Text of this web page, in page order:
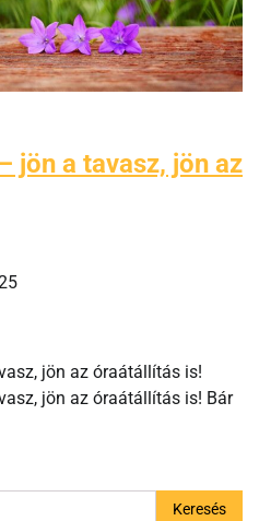
jön a tavasz, jön az
jön az óraátállítás is!
jön az óraátállítás is! Bár